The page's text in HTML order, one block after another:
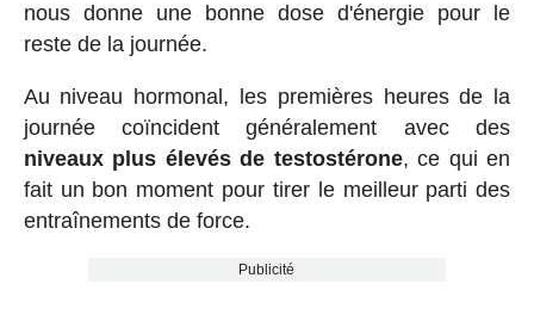
nous donne une bonne dose d'énergie pour le
reste de la journée.
Au niveau hormonal, les premières heures de la
journée coïncident généralement avec des
niveaux plus élevés de testostérone, ce qui en
fait un bon moment pour tirer le meilleur parti des
entraînements de force.
Publicité